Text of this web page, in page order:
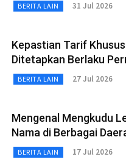
BERITA LAIN 31 Jul 2026
Kepastian Tarif
Ditetapkan Berlaku
BERITA LAIN 27 Jul 2026
Mengenal Mengkudu
Nama di Berbagai
BERITA LAIN 17 Jul 2026